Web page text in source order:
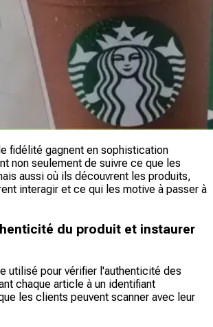
fidélité gagnent en sophistication
non seulement de suivre ce que les
aussi où ils découvrent les produits,
interagir et ce qui les motive à passer à
du produit et instaurer
utilisé pour vérifier l'authenticité des
chaque article à un identifiant
les clients peuvent scanner avec leur